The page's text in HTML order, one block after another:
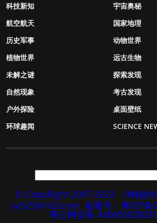
科技新知
宇宙奥秘
航空航天
国家地理
历史军事
动物世界
植物世界
远古生物
未解之谜
探索发现
自然现象
考古发现
户外探险
桌面壁纸
环球趣闻
SCIENCE
© CopyRight 2007-2023 《神秘的
yy525@163.com 备案号：粤ICP备
粤公网安备